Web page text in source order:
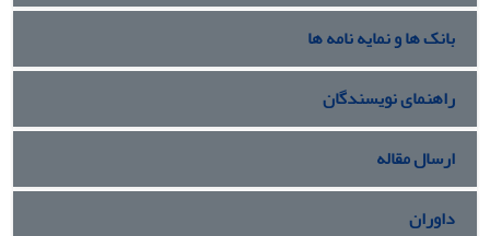
بانک ها و نمایه نامه ها
راهنمای نویسندگان
ارسال مقاله
داوران